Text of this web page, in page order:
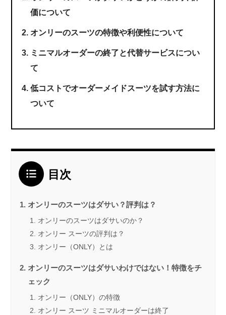
価について
オンリーのスーツの特徴や利便性について
ミニマルオーダーの終了と代替サービスについ
て
低コストでオーダーメイドスーツを試す方法に
ついて
目次
オンリーのスーツはダサい？評判は？
オンリーのスーツはダサいのか？
オンリー スーツの評判は？
オンリー（ONLY）とは
オンリーのスーツはダサいわけではない！特徴をチ
ェック
オンリー（ONLY）の特徴
オンリー スーツ ミニマルオーダーは終了